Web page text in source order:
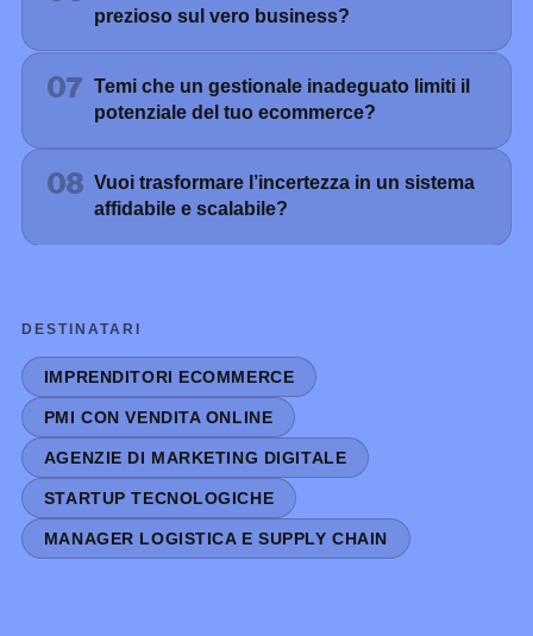
prezioso sul vero business?
07
Temi che un gestionale inadeguato limiti il
potenziale del tuo ecommerce?
08 Vuoi trasformare l’incertezza in un sistema
affidabile e scalabile?
DESTINATARI
IMPRENDITORI ECOMMERCE
PMI CON VENDITA ONLINE
AGENZIE DI MARKETING DIGITALE
STARTUP TECNOLOGICHE
MANAGER LOGISTICA E SUPPLY CHAIN